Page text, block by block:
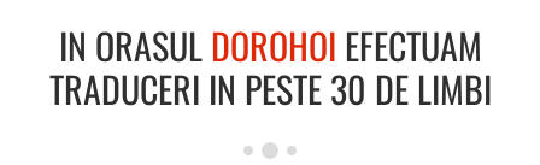
IN ORASULDOROHOI EFECTUAM
TRADUCERI IN PESTE 30 DE LIMBI